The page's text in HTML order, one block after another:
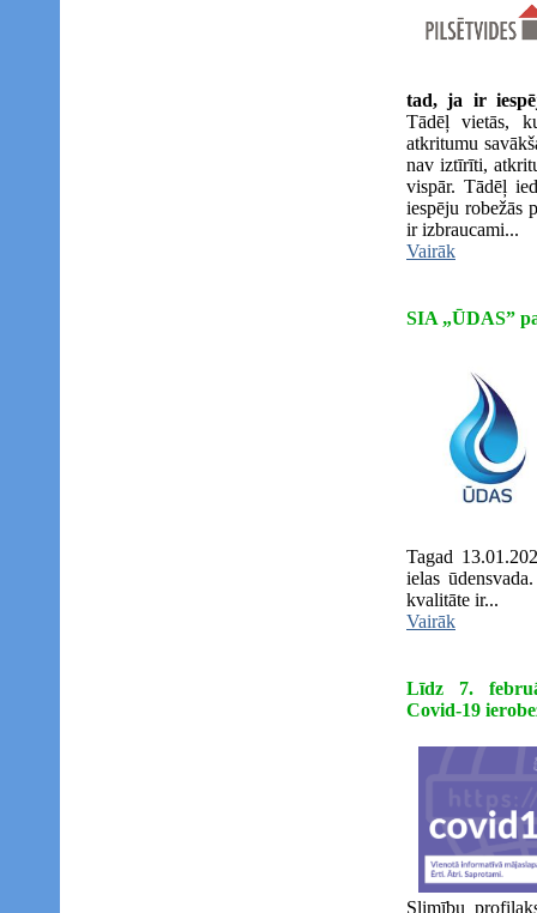
tad, ja ir
Tādēļ vietās,
atkritumu
nav iztīrīti,
vispār. Tādēļ
iespēju robežās
ir izbraucami...
Vairāk
SIA „ŪDAS”
Tagad
ielas
kvalitāte ir...
Vairāk
Līdz 7.
Covid-19
Slimību